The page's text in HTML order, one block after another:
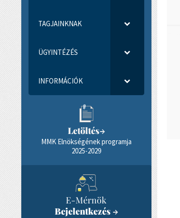
TAGJAINKNAK
ÜGYINTÉZÉS
INFORMÁCIÓK
Letöltés→
MMK Elnökségének programja
2025-2029
E-Mérnök
Bejelentkezés →